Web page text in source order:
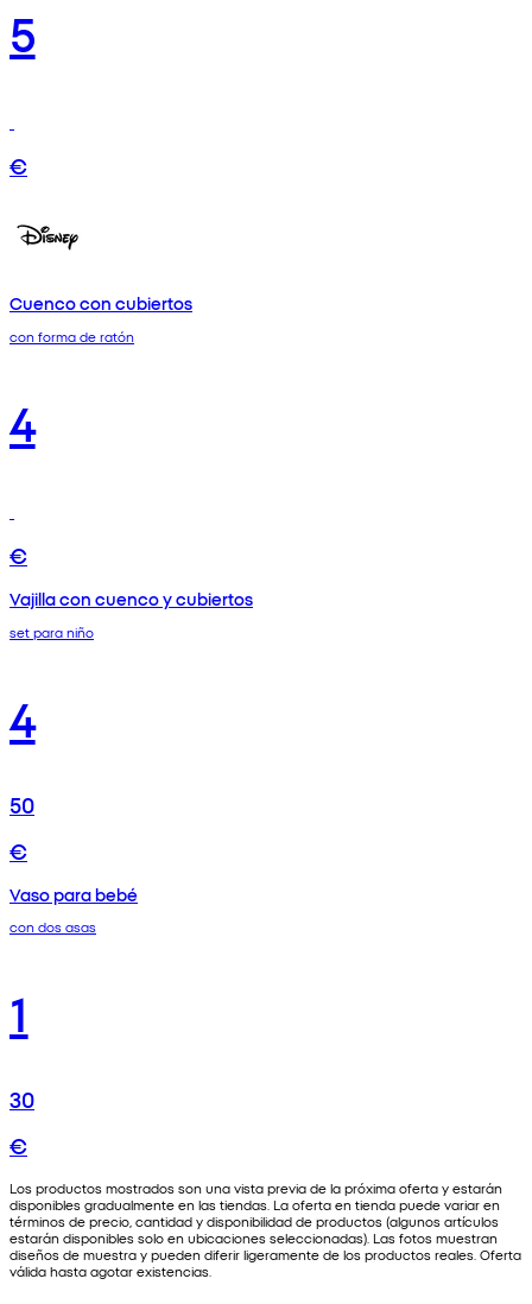
5
€
Cuenco con cubiertos
con forma de ratón
4
€
Vajilla con cuenco y cubiertos
set para niño
4
50
€
Vaso para bebé
con dos asas
1
30
€
Los productos mostrados son una vista previa de la próxima oferta y estarán
disponibles gradualmente en las tiendas. La oferta en tienda puede variar en
términos de precio, cantidad y disponibilidad de productos (algunos artículos
estarán disponibles solo en ubicaciones seleccionadas). Las fotos muestran
diseños de muestra y pueden diferir ligeramente de los productos reales. Oferta
válida hasta agotar existencias.